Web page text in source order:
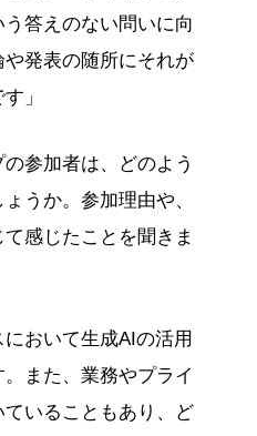
答えのない問いに向
発表の随所にそれが
」
参加者は、どのよう
うか。参加理由や、
感じたことを聞きま
において生成AIの活用
また、業務やプライ
いることもあり、ど